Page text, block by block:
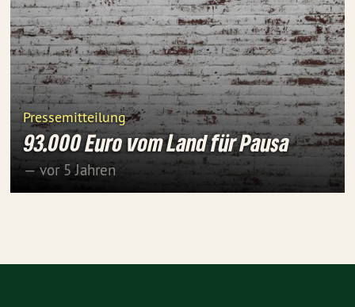
Pressemitteilung
93.000 Euro vom Land für Pausa
— vor 5 Jahren